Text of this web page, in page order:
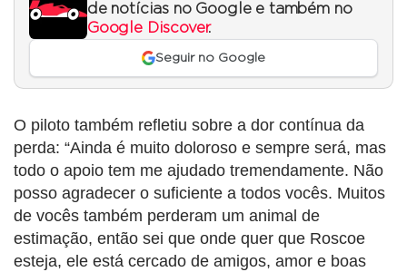
de notícias no Google e também no
Google Discover.
Seguir no Google
O piloto também refletiu sobre a dor contínua da
perda: “Ainda é muito doloroso e sempre será, mas
todo o apoio tem me ajudado tremendamente. Não
posso agradecer o suficiente a todos vocês. Muitos
de vocês também perderam um animal de
estimação, então sei que onde quer que Roscoe
esteja, ele está cercado de amigos, amor e boas